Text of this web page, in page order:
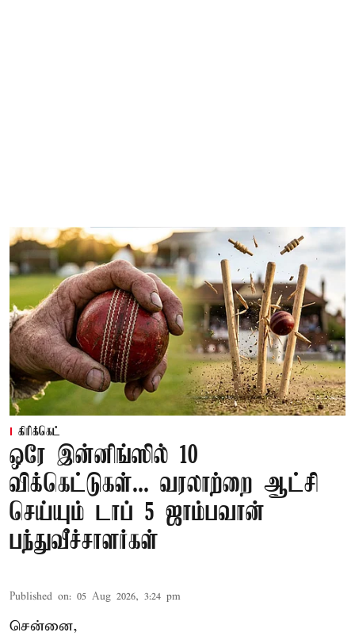
கிரிக்கெட்
ஒரே இன்னிங்ஸில் 10
விக்கெட்டுகள்... வரலாற்றை ஆட்சி
செய்யும் டாப் 5 ஜாம்பவான்
பந்துவீச்சாளர்கள்
Published on: 05 Aug 2026, 3:24 pm
சென்னை,